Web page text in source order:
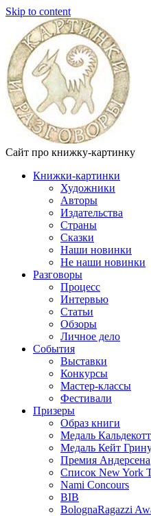
Skip to content
Сайт про книжку-картинку
Книжки-картинки
Художники
Авторы
Издательства
Страны
Сказки
Наши новинки
Не наши новинки
Разговоры
Процесс
Интервью
Статьи
Обзоры
Личное дело
События
Выставки
Конкурсы
Мастер-классы
Фестивали
Призеры
Образ книги
Медаль
Медаль Кейт
Премия Андерсена
Список New York
Nami Concours
BIB
BolognaRagazzi